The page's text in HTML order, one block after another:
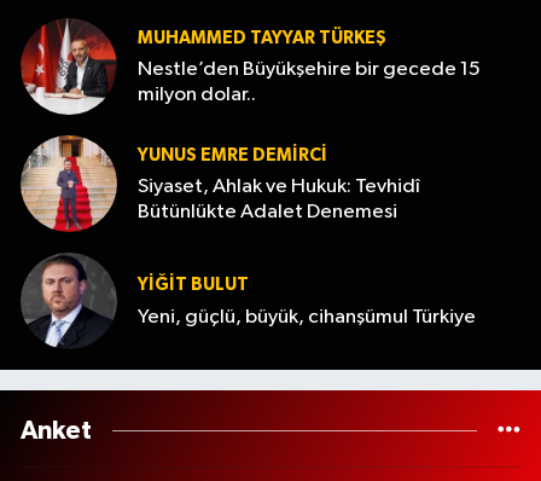
MUHAMMED TAYYAR TÜRKEŞ
Nestle’den Büyükşehire bir gecede 15
milyon dolar..
YUNUS EMRE DEMIRCI
Siyaset, Ahlak ve Hukuk: Tevhidî
Bütünlükte Adalet Denemesi
YİĞİT BULUT
Yeni, güçlü, büyük, cihanşümul Türkiye
Anket